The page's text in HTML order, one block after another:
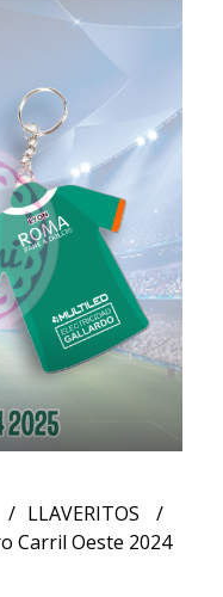
LLAVERITOS
Carril Oeste 2024